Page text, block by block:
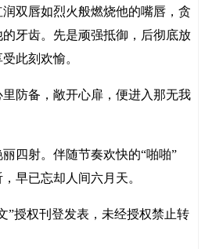
唇如烈火般燃烧他的嘴唇，贪
牙齿。先是顽强抵御，后彻底放
此刻欢愉。
备，敞开心扉，便进入那无我
射。伴随节奏欢快的“啪啪”
早已忘却人间六月天。
权刊登发表，未经授权禁止转